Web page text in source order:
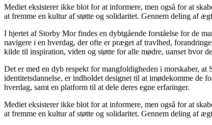
Mediet eksisterer ikke blot for at informere, men også for at
at fremme en kultur af støtte og solidaritet. Gennem deling af
I hjertet af Storby Mor findes en dybtgående forståelse for de
navigere i en hverdag, der ofte er præget af travlhed,
kilde til inspiration, viden og støtte for alle mødre, uanset hvor
Det er med en dyb respekt for mangfoldigheden i morskaber,
identitetsdannelse, er indholdet designet til at imødekomme de
hverdag, samt en platform til at dele deres egne erfaringer.
Mediet eksisterer ikke blot for at informere, men også for at
at fremme en kultur af støtte og solidaritet. Gennem deling af